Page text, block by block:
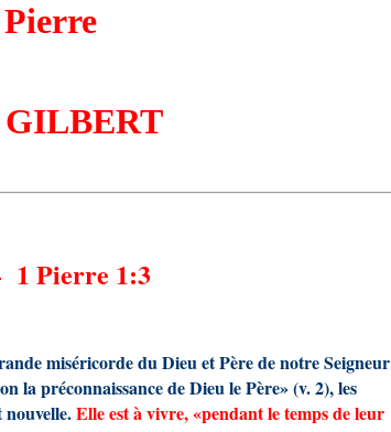
1 Pierre 1:3
miséricorde du Dieu et Père de notre Seigneur
la préconnaissance de Dieu le Père» (v. 2), les
Elle est à vivre, «pendant le temps de leur